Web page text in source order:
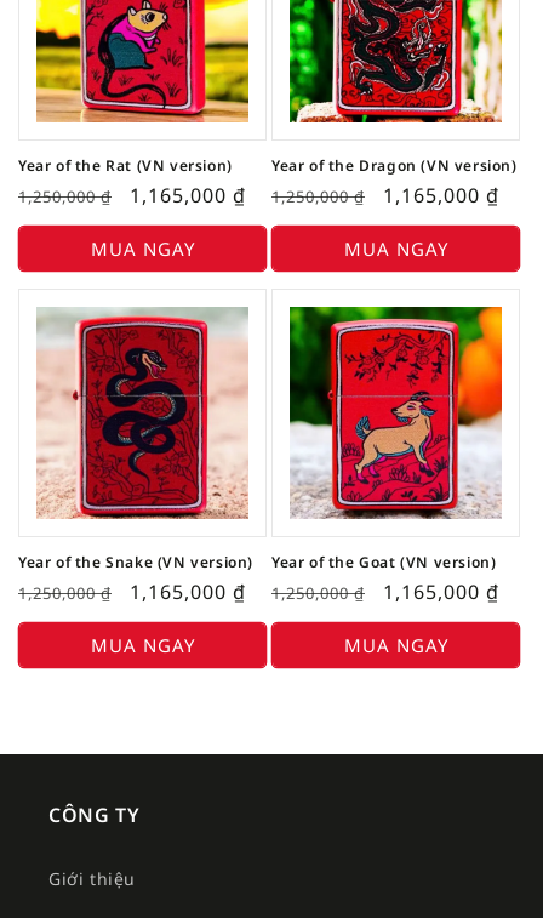
Year of the Rat (VN version)
1,250,000₫ 1,165,000 ₫
MUA NGAY
Year of the Dragon (VN version)
1,250,000₫ 1,165,000 ₫
MUA NGAY
Year of the Snake (VN version)
1,250,000₫ 1,165,000 ₫
MUA NGAY
Year of the Goat (VN version)
1,250,000₫ 1,165,000 ₫
MUA NGAY
CÔNG TY
Giới thiệu